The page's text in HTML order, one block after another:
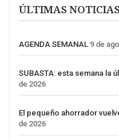
ÚLTIMAS NOTICIAS
AGENDA SEMANAL 9 de
SUBASTA: esta semana la
de 2026
El pequeño ahorrador
de 2026